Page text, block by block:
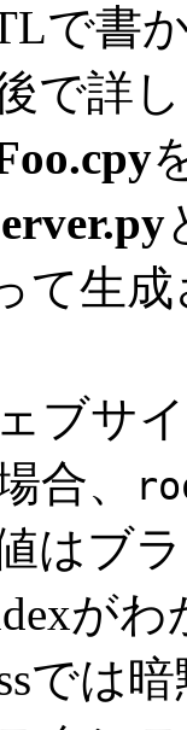
で書
で詳
て生
ブサ
合、
はブ
が
では